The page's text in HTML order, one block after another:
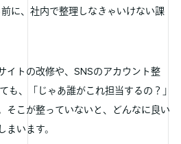
に、社内で整理しなきゃいけない課
イトの改修や、SNSのアカウント整
も、「じゃあ誰がこれ担当するの？」
そこが整っていないと、どんなに良い
います。